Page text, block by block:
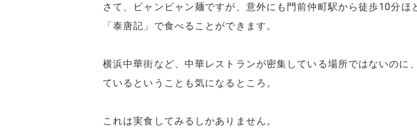
さて、ビャンビャン麺ですが、意外にも門前仲町駅から徒歩10分ほ
「泰唐記」で食べることができます。
横浜中華街など、中華レストランが密集している場所ではないのに
ているということも気になるところ。
これは実食してみるしかありません。